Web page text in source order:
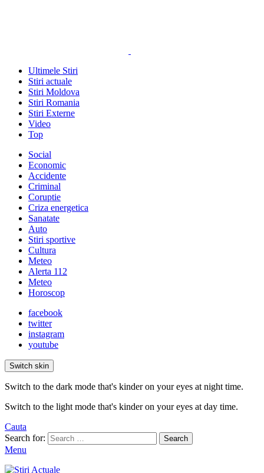
Ultimele Stiri
Stiri actuale
Stiri Moldova
Stiri Romania
Stiri Externe
Video
Top
Social
Economic
Accidente
Criminal
Coruptie
Criza energetica
Sanatate
Auto
Stiri sportive
Cultura
Meteo
Alerta 112
Meteo
Horoscop
facebook
twitter
instagram
youtube
Switch skin
Switch to the dark mode that's kinder on your eyes at night time.
Switch to the light mode that's kinder on your eyes at day time.
Cauta
Search for:
Search
Menu